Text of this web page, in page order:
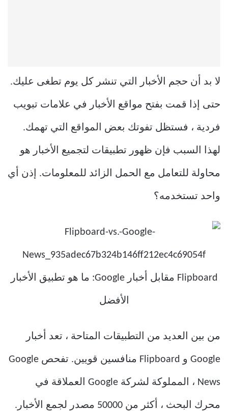
لا بد أن حجم الأخبار التي تنشر كل يوم تطغى عليك.
حتى إذا قمت بفتح مواقع الأخبار في علامات تبويب
فردية ، فستظل تفوتك بعض المواقع التي تهمك.
لهذا السبب فإن ظهور تطبيقات لتجميع الأخبار هو
محاولة للتعامل مع الحمل الزائد للمعلومات. إذن أي
واحد تستخدمه؟
من بين العديد من التطبيقات المتاحة ، تعد أخبار
Google و Flipboard منافسين قويين. تفحص Google
News ، المملوكة لشركة Google العملاقة في
محرك البحث ، أكثر من 50000 مصدر لجمع الأخبار.